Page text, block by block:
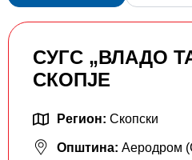
СУГС „ВЛАДО
СКОПЈЕ
Регион: Скопски
Општина: Аеродром